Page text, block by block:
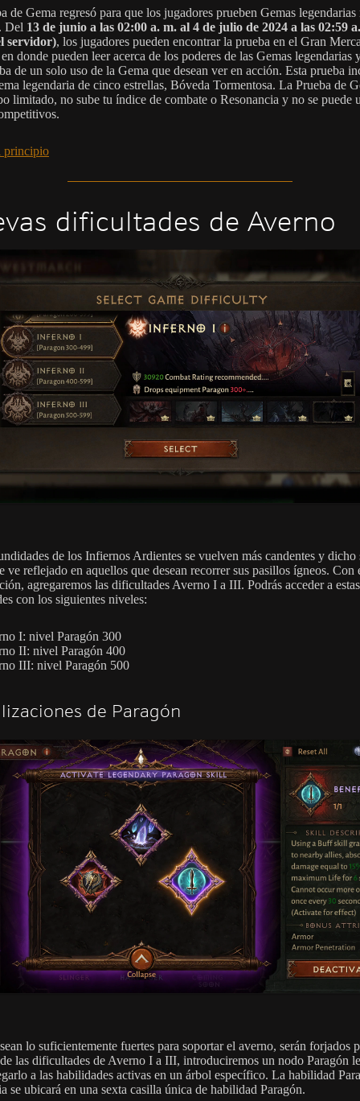
de Gema regresó para que los jugadores prueben Gemas legendarias
Del 13 de junio a las 02:00 a. m. al 4 de julio de 2024 a las 02:59
servidor), los jugadores pueden encontrar la prueba en el Gran
donde pueden leer acerca de los poderes de las Gemas legendarias
de un solo uso de la Gema que desean ver en acción. Esta prueba
legendaria de cinco estrellas, Bóveda Tormentosa. La Prueba de
limitado, no sube tu índice de combate o Resonancia y no se puede
principio
dificultades de Averno
de los Infiernos Ardientes se vuelven más candentes y dicho
ve reflejado en aquellos que desean recorrer sus pasillos ígneos. Con
agregaremos las dificultades Averno I a III. Podrás acceder a estas
con los siguientes niveles:
I: nivel Paragón 300
II: nivel Paragón 400
III: nivel Paragón 500
de Paragón
lo suficientemente fuertes para soportar el averno, serán forjados
las dificultades de Averno I a III, introduciremos un nodo Paragón
a las habilidades activas en un árbol específico. La habilidad
se ubicará en una sexta casilla única de habilidad Paragón.